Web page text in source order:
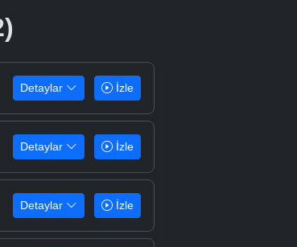
Detaylar İzle
Detaylar İzle
Detaylar İzle